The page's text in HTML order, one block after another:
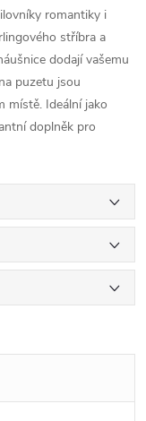
romantiky i
stříbra a
dodají vašemu
puzetu jsou
místě. Ideální jako
doplněk pro